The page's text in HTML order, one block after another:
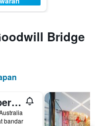
Bridge
Royal Albert Hotel
bandar